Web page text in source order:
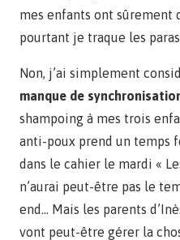
mes enfants ont sûrement
pourtant je traque les
Non, j’ai simplement
manque de
shampoing à mes trois
anti-poux prend un temps
dans le cahier le mardi «
n’aurai peut-être pas le
end… Mais les parents
vont peut-être gérer la